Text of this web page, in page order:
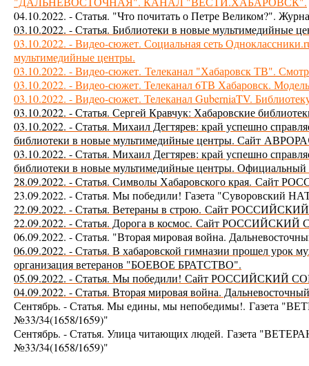
04.10.2022. - Статья. "Что почитать о Петре Великом?".
03.10.2022. - Статья. Библиотеки в новые мультимедийные
03.10.2022. - Видео-сюжет. Социальная сеть
мультимедийные центры.
03.10.2022. - Видео-сюжет. Телеканал "Хабаровск ТВ".
03.10.2022. - Видео-сюжет. Телеканал 6ТВ Хабаровск.
03.10.2022. - Видео-сюжет. Телеканал GuberniaTV.
03.10.2022. - Статья. Сергей Кравчук: Хабаровские
03.10.2022. -Статья. Михаил Дегтярев: край успешно
библиотеки в новые мультимедийные центры. Сайт
03.10.2022. - Статья. Михаил Дегтярев: край успешно
библиотеки в новые мультимедийные центры. Официальный
28.09.2022. - Статья. Символы Хабаровского края.
23.09.2022. - Статья. Мы победили! Газета "Суворовский
22.09.2022. - Статья. Ветераны в строю. Сайт
22.09.2022. - Статья. Дорога в космос. Сайт РОССИЙСКИЙ
06.09.2022. - Статья. "Вторая мировая война.
06.09.2022. - Статья. В хабаровской гимназии прошел урок
организация ветеранов "БОЕВОЕ БРАТСТВО".
05.09.2022. - Статья. Мы победили! Сайт РОССИЙСКИЙ
04.09.2022. - Статья. Вторая мировая война.
Сентябрь. - Статья. Мы едины, мы непобедимы!. Газета
№33/34(1658/1659)"
Сентябрь. - Статья. Улица читающих людей. Газета
№33/34(1658/1659)"